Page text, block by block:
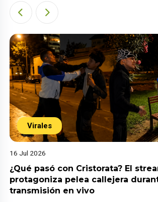
Virales
16 Jul 2026
¿Qué pasó con Cristorata? El
protagoniza pelea callejera
transmisión en vivo